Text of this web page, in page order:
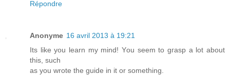
Répondre
Anonyme 16 avril 2013 à 19:21
Itѕ like you learn my mind! Yοu sеem to gгasp а lot аbout
this, such
as you wrοte the guidе іn it οr something.